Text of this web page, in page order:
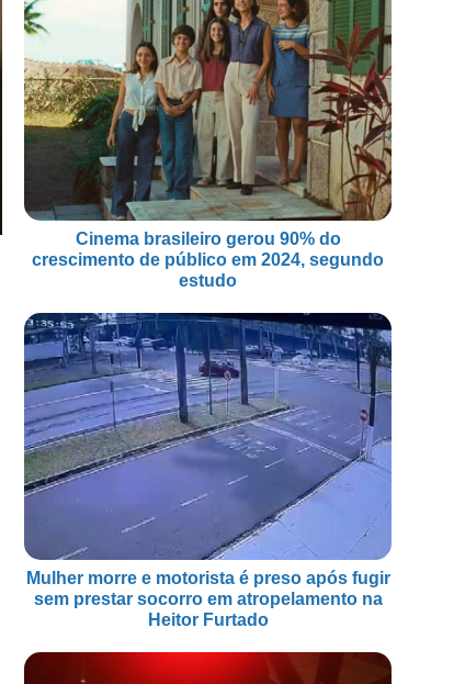
Cinema brasileiro gerou 90% do
crescimento de público em 2024, segundo
estudo
Mulher morre e motorista é preso após fugir
sem prestar socorro em atropelamento na
Heitor Furtado